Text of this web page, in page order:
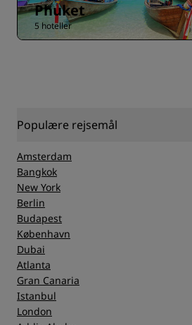
Phuket
5 hoteller
Populære rejsemål
Amsterdam
Bangkok
New York
Berlin
Budapest
København
Dubai
Atlanta
Gran Canaria
Istanbul
London